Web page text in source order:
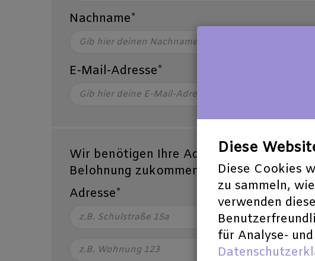
Nachname*
E-Mail-Adresse*
Wir benötigen Ihre Adressangaben, um
Belohnung zukommen zu lassen.
Adresse*
Diese
Diese Cookies
zu sammeln,
verwenden
für Analyse-